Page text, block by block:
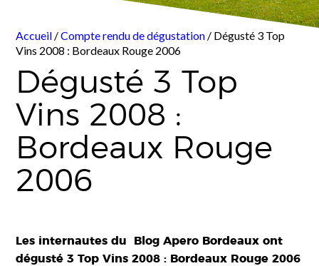
Accueil /Compte rendu de dégustation / Dégusté 3 Top
Vins 2008 : Bordeaux Rouge 2006
Dégusté 3 Top
Vins 2008 :
Bordeaux Rouge
2006
Les internautes du Blog Apero Bordeaux ont
dégusté 3 Top Vins 2008 : Bordeaux Rouge 2006